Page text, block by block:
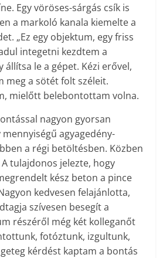
Egy vöröses-sárgás csík is
a markoló kanala kiemelte a
„Ez egy objektum, egy friss
integetni kezdtem a
állítsa le a gépet. Kézi erővel,
a sötét folt széleit.
mielőtt belebontottam volna.
nagyon gyorsan
agyagedény-
a régi betöltésben. Közben
tulajdonos jelezte, hogy
kész beton a pince
kedvesen felajánlotta,
szívesen besegít a
részéről még két kolleganőt
fotóztunk, izgultunk,
kérdést kaptam a bontás